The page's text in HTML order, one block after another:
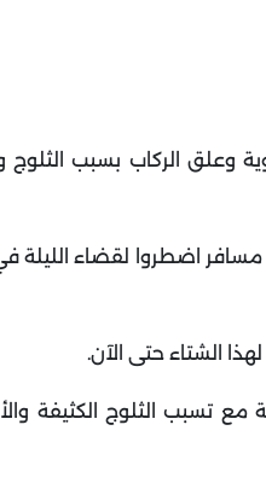
وعلق الركاب بسبب الثلوج
مسافر اضطروا لقضاء
الشتاء حتى الآن.
تسبب الثلوج الكثيفة